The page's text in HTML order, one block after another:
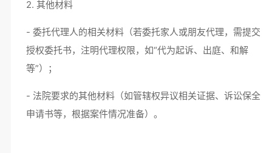
2. 其他材料
- 委托代理人的相关材料（若委托家人或朋友代理，需提交
授权委托书，注明代理权限，如“代为起诉、出庭、和解
等”）；
- 法院要求的其他材料（如管辖权异议相关证据、诉讼保全
申请书等，根据案件情况准备）。